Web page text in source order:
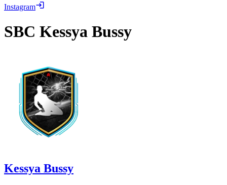
Instagram
SBC Kessya Bussy
Kessya Bussy